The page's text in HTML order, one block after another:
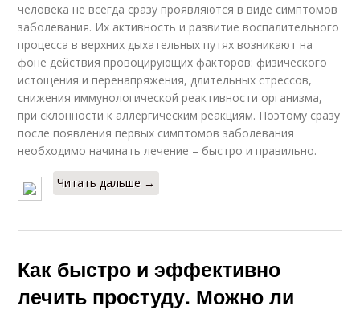
человека не всегда сразу проявляются в виде симптомов
заболевания. Их активность и развитие воспалительного
процесса в верхних дыхательных путях возникают на
фоне действия провоцирующих факторов: физического
истощения и перенапряжения, длительных стрессов,
снижения иммунологической реактивности организма,
при склонности к аллергическим реакциям. Поэтому сразу
после появления первых симптомов заболевания
необходимо начинать лечение – быстро и правильно.
Читать дальше →
Как быстро и эффективно
лечить простуду. Можно ли